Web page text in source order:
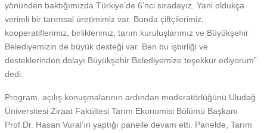
yönünden baktığımızda Türkiye’de 6’nci sıradayız. Yani oldukça
verimli bir tarımsal üretimimiz var. Bunda çiftçilerimiz,
kooperatiflerimiz, birliklerimiz, tarım kuruluşlarımız ve Büyükşehir
Belediyemizin de büyük desteği var. Ben bu işbirliği ve
desteklerinden dolayı Büyükşehir Belediyemize teşekkür ediyorum”
dedi.
Program, açılış konuşmalarının ardından moderatörlüğünü Uludağ
Üniversitesi Ziraat Fakültesi Tarım Ekonomisi Bölümü Başkanı
Prof.Dr. Hasan Vural’ın yaptığı panelle devam etti. Panelde, Tarım